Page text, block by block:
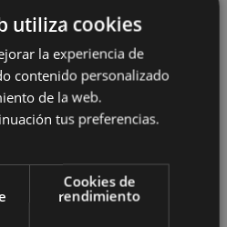
Visitas guiadas
de Santiago
utiliza cookies
la experiencia de
contenido personalizado
de la web.
tus preferencias.
Cookies de
rendimiento